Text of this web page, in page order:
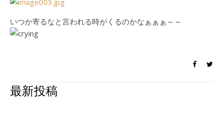
いつか寄るなと言われる時がくるのかなぁぁぁ～～
最新投稿